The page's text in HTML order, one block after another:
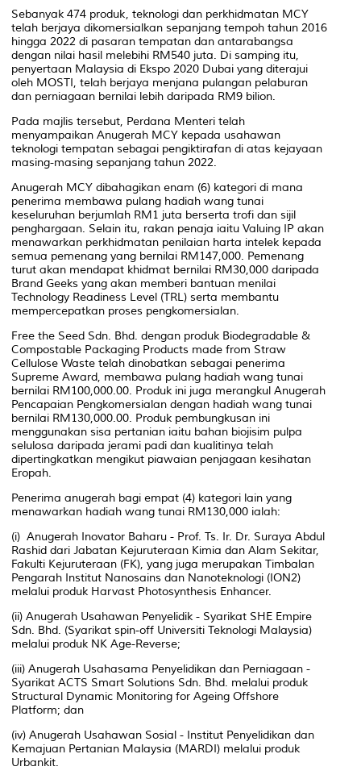
Sebanyak 474 produk, teknologi dan perkhidmatan MCY
telah berjaya dikomersialkan sepanjang tempoh tahun 2016
hingga 2022 di pasaran tempatan dan antarabangsa
dengan nilai hasil melebihi RM540 juta. Di samping itu,
penyertaan Malaysia di Ekspo 2020 Dubai yang diterajui
oleh MOSTI, telah berjaya menjana pulangan pelaburan
dan perniagaan bernilai lebih daripada RM9 bilion.
Pada majlis tersebut, Perdana Menteri telah
menyampaikan Anugerah MCY kepada usahawan
teknologi tempatan sebagai pengiktirafan di atas kejayaan
masing-masing sepanjang tahun 2022.
Anugerah MCY dibahagikan enam (6) kategori di mana
penerima membawa pulang hadiah wang tunai
keseluruhan berjumlah RM1 juta berserta trofi dan sijil
penghargaan. Selain itu, rakan penaja iaitu Valuing IP akan
menawarkan perkhidmatan penilaian harta intelek kepada
semua pemenang yang bernilai RM147,000. Pemenang
turut akan mendapat khidmat bernilai RM30,000 daripada
Brand Geeks yang akan memberi bantuan menilai
Technology Readiness Level (TRL) serta membantu
mempercepatkan proses pengkomersialan.
Free the Seed Sdn. Bhd. dengan produk Biodegradable &
Compostable Packaging Products made from Straw
Cellulose Waste telah dinobatkan sebagai penerima
Supreme Award, membawa pulang hadiah wang tunai
bernilai RM100,000.00. Produk ini juga merangkul Anugerah
Pencapaian Pengkomersialan dengan hadiah wang tunai
bernilai RM130,000.00. Produk pembungkusan ini
menggunakan sisa pertanian iaitu bahan biojisim pulpa
selulosa daripada jerami padi dan kualitinya telah
dipertingkatkan mengikut piawaian penjagaan kesihatan
Eropah.
Penerima anugerah bagi empat (4) kategori lain yang
menawarkan hadiah wang tunai RM130,000 ialah:
(i) Anugerah Inovator Baharu - Prof. Ts. Ir. Dr. Suraya Abdul
Rashid dari Jabatan Kejuruteraan Kimia dan Alam Sekitar,
Fakulti Kejuruteraan (FK), yang juga merupakan Timbalan
Pengarah Institut Nanosains dan Nanoteknologi (ION2)
melalui produk Harvast Photosynthesis Enhancer.
(ii) Anugerah Usahawan Penyelidik - Syarikat SHE Empire
Sdn. Bhd. (Syarikat spin-off Universiti Teknologi Malaysia)
melalui produk NK Age-Reverse;
(iii) Anugerah Usahasama Penyelidikan dan Perniagaan -
Syarikat ACTS Smart Solutions Sdn. Bhd. melalui produk
Structural Dynamic Monitoring for Ageing Offshore
Platform; dan
(iv) Anugerah Usahawan Sosial - Institut Penyelidikan dan
Kemajuan Pertanian Malaysia (MARDI) melalui produk
Urbankit.